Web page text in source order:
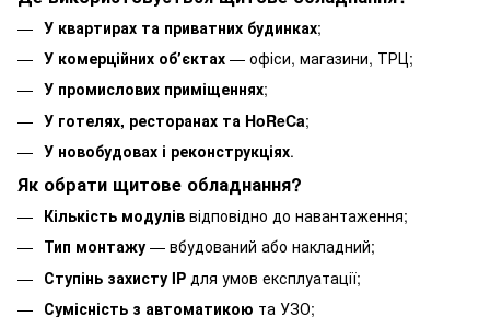
У квартирах та приватних будинках;
У комерційних обʼєктах — офіси, магазини, ТРЦ;
У промислових приміщеннях;
У готелях, ресторанах та HoReCa;
У новобудовах і реконструкціях.
Як обрати щитове обладнання?
Кількість модулів відповідно до навантаження;
Тип монтажу — вбудований або накладний;
Ступінь захисту IP для умов експлуатації;
Сумісність з автоматикою та УЗО;